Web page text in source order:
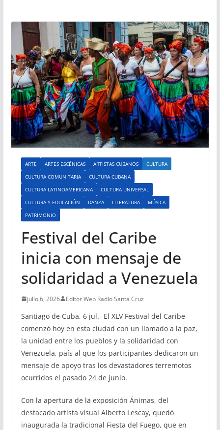
ARTE ARTES ESCÉNICAS ARTISTAS CUBANOS
CULTURA
CULTURA COMUNITARIA
CULTURA CUBANA
CULTURA LATINOAMERICANA
CULTURA UNIVERSAL
CULTURA Y EDUCACIÓN
DANZA LITERATURA
MÚSICA
PATRIMONIO
Festival del Caribe
inicia con mensaje de
solidaridad a Venezuela
julio 6, 2026 Editor Web Radio Santa Cruz
Santiago de Cuba, 6 jul.- El XLV Festival del Caribe
comenzó hoy en esta ciudad con un llamado a la paz,
la unidad entre los pueblos y la solidaridad con
Venezuela, país al que los participantes dedicaron un
mensaje de apoyo tras los devastadores terremotos
ocurridos el pasado 24 de junio.
Con la apertura de la exposición Ánimas, del
destacado artista visual Alberto Lescay, quedó
inaugurada la tradicional Fiesta del Fuego, que en